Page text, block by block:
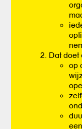
Dat doet
op